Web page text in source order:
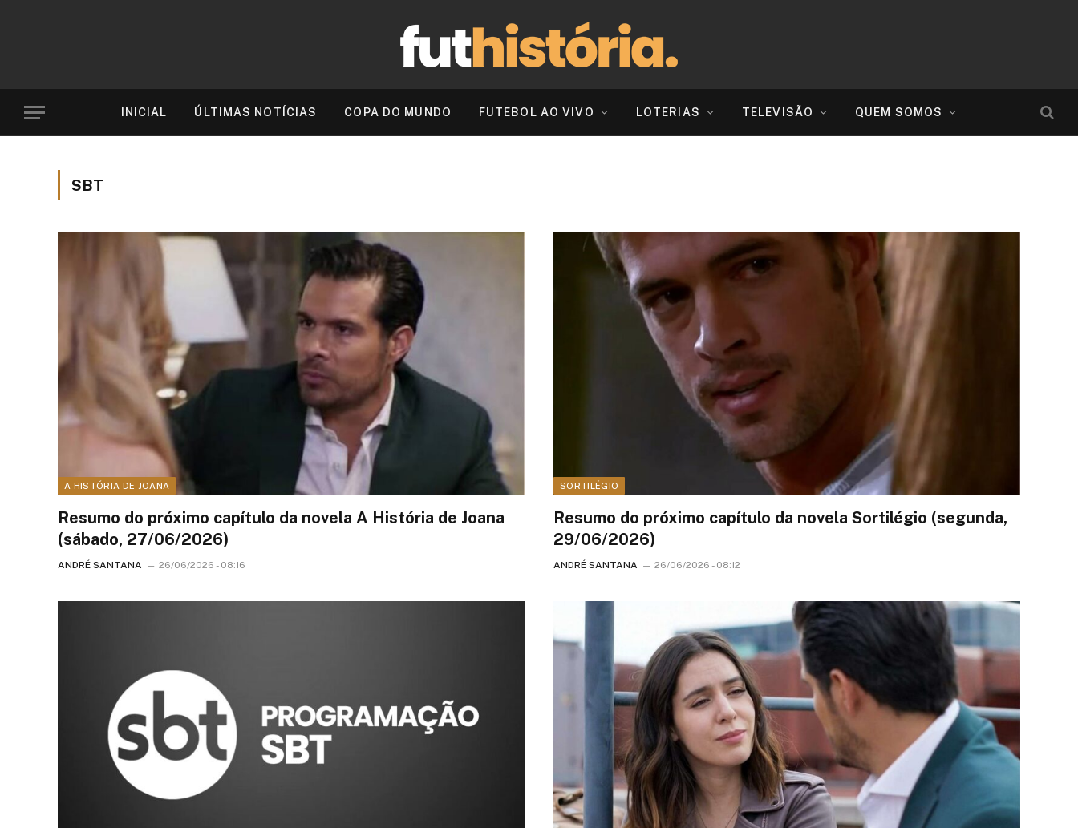
INICIAL ÚLTIMAS NOTÍCIAS COPA DO MUNDO FUTEBOL AO VIVO LOTERIAS TELEVISÃO QUEM SOMOS
SBT
A HISTÓRIA DE JOANA
Resumo do próximo capítulo da novela A História de Joana
(sábado, 27/06/2026)
ANDRÉ SANTANA 26/06/2026 - 08:16
SORTILÉGIO
Resumo do próximo capítulo da novela Sortilégio (segunda,
29/06/2026)
ANDRÉ SANTANA 26/06/2026 - 08:12